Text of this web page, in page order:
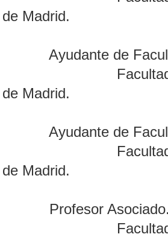
Madrid.
Ayudante de
Madrid.
Ayudante de
Madrid.
Profesor